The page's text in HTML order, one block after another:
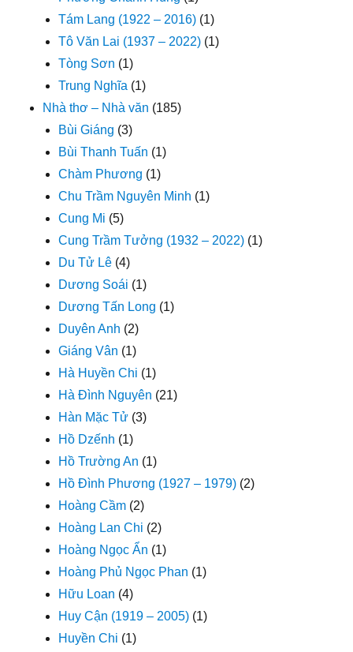
Tám Lang (1922 – 2016) (1)
Tô Văn Lai (1937 – 2022) (1)
Tòng Sơn (1)
Trung Nghĩa (1)
Nhà thơ – Nhà văn (185)
Bùi Giáng (3)
Bùi Thanh Tuấn (1)
Chàm Phương (1)
Chu Trầm Nguyên Minh (1)
Cung Mi (5)
Cung Trầm Tưởng (1932 – 2022) (1)
Du Tử Lê (4)
Dương Soái (1)
Dương Tấn Long (1)
Duyên Anh (2)
Giáng Vân (1)
Hà Huyền Chi (1)
Hà Đình Nguyên (21)
Hàn Mặc Tử (3)
Hồ Dzếnh (1)
Hồ Trường An (1)
Hồ Đình Phương (1927 – 1979) (2)
Hoàng Cầm (2)
Hoàng Lan Chi (2)
Hoàng Ngọc Ẩn (1)
Hoàng Phủ Ngọc Phan (1)
Hữu Loan (4)
Huy Cận (1919 – 2005) (1)
Huyền Chi (1)